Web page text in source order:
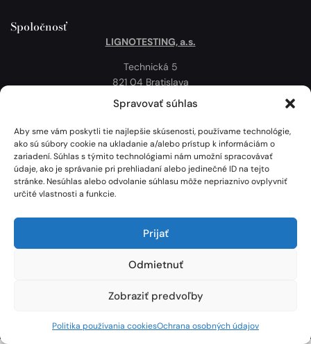
Spravovať súhlas
Aby sme vám poskytli tie najlepšie skúsenosti, používame technológie,
ako sú súbory cookie na ukladanie a/alebo prístup k informáciám o
zariadení. Súhlas s týmito technológiami nám umožní spracovávať
údaje, ako je správanie pri prehliadaní alebo jedinečné ID na tejto
stránke. Nesúhlas alebo odvolanie súhlasu môže nepriaznivo ovplyvniť
určité vlastnosti a funkcie.
Prijať
Odmietnuť
Zobraziť predvoľby
Politika používania cookiesOchrana osobných údajov
Spoločnosť
LIGNOTESTING, a.s.
Technická 5
821 04 Bratislava
Slovenská republika
Politika používania cookies
Mapa
Lignotesting, a. s. © 2024 | Všetky práva vyhradené. | Vytvoril: Marek Heinfarth.